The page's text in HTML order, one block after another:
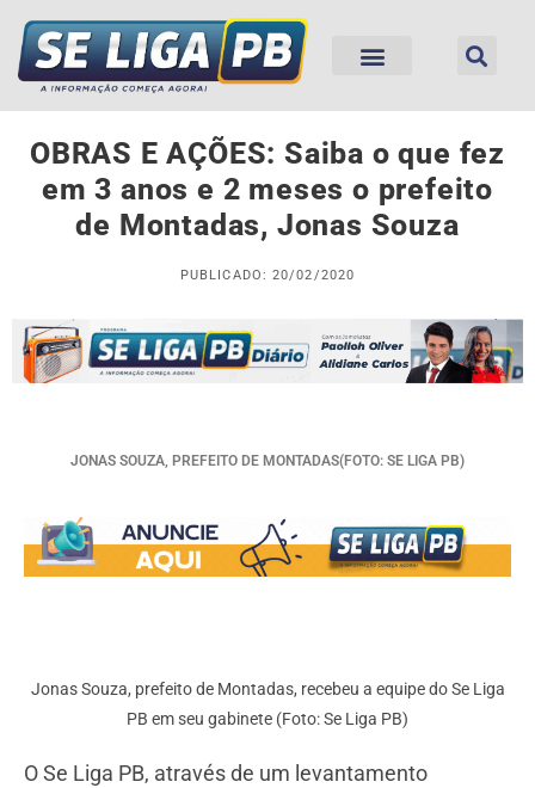
OBRAS E AÇÕES: Saiba o que fez
em 3 anos e 2 meses o prefeito
de Montadas, Jonas Souza
PUBLICADO: 20/02/2020
JONAS SOUZA, PREFEITO DE MONTADAS(FOTO: SE LIGA PB)
Jonas Souza, prefeito de Montadas, recebeu a equipe do Se Liga
PB em seu gabinete (Foto: Se Liga PB)
O Se Liga PB, através de um levantamento